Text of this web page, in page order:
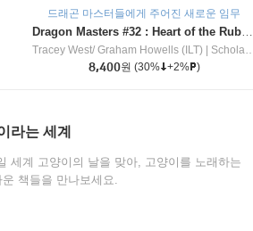
드래곤 마스터들에게 주어진 새로운 임무
Dragon Masters #32 : Heart of the Ruby Dragon (A Branches Book)
Tracey West/ Graham Howells (ILT)
Scholastic Inc
8,400원 (30% +2% )
라는 세계
세계 고양이의 날을 맞아, 고양이를 노래하는
운 책들을 만나보세요.